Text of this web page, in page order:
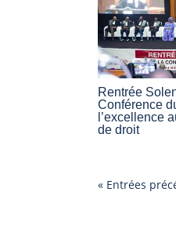
Rentrée
Conférence
l’excellence
de droit
« Entrées